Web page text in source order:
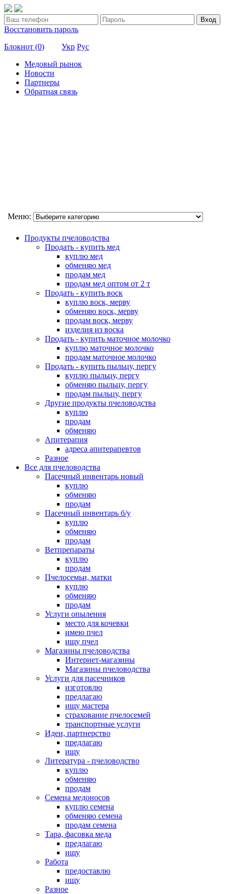
Вход
Восстановить пароль
Блокнот (0) Укр Рус
Медовый рынок
Новости
Партнеры
Обратная связь
Меню:
Продукты пчеловодства
Продать - купить мед
куплю мед
обменяю мед
продам мед
продам мед оптом от 2 т
Продать - купить воск
куплю воск, мерву
обменяю воск, мерву
продам воск, мерву
изделия из воска
Продать - купить маточное молочко
куплю маточное молочко
продам маточное молочко
Продать - купить пыльцу, пергу
куплю пыльцу, пергу
обменяю пыльцу, пергу
продам пыльцу, пергу
Другие продукты пчеловодства
куплю
продам
обменяю
Апитерапия
адреса апитерапевтов
Разное
Все для пчеловодства
Пасечный инвентарь новый
куплю
обменяю
продам
Пасечный инвентарь б/у
куплю
обменяю
продам
Ветпрепараты
куплю
продам
Пчелосемьи, матки
куплю
обменяю
продам
Услуги опыления
место для кочевки
имею пчел
ищу пчел
Магазины пчеловодства
Интернет-магазины
Магазины пчеловодства
Услуги для пасечников
изготовлю
предлагаю
ищу мастера
страхование пчелосемей
транспортные услуги
Идеи, партнерство
предлагаю
ищу
Литература - пчеловодство
куплю
обменяю
продам
Семена медоносов
куплю семена
обменяю семена
продам семена
Тара, фасовка меда
предлагаю
ищу
Работа
предоставлю
ищу
Разное